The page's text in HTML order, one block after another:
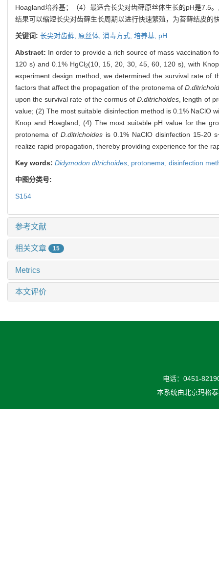
Hoagland培养基；（4）最适合长尖对齿藓原丝体生长的pH是7.5
结果可以缩短长尖对齿藓生长周期以进行快速繁殖，为苔藓结皮的
关键词: 长尖对齿藓, 原丝体, 消毒方式, 培养基, pH
Abstract: In order to provide a rich source of mass vaccination
120 s) and 0.1% HgCl2(10, 15, 20, 30, 45, 60, 120 s), with
experiment design method, we determined the survival rate of
factors that affect the propagation of the protonema of
upon the survival rate of the cormus ofD.ditrichoides , length of
value; (2) The most suitable disinfection method is 0.1%
Knop and Hoagland; (4) The most suitable pH value for the
protonema of D.ditrichoidesis 0.1% NaClO disinfection 15-20
realize rapid propagation, thereby providing experience for the
Key words: Didymodon ditrichoides protonema, disinfection
中图分类号:
S154
参考文献
相关文章 15
Metrics
本文评价
电话：0451-
本系统由北京玛格